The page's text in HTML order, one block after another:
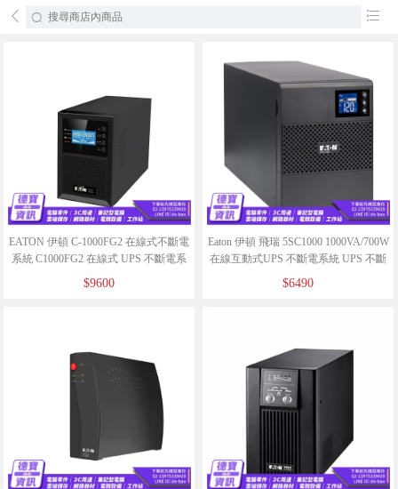
󰄕 󰂦
EATON 伊頓 C-1000FG2 在線式不斷電
系統 C1000FG2 在線式 UPS 不斷電系
統/072326
$9600
Eaton 伊頓 飛瑞 5SC1000 1000VA/700W
在線互動式UPS 不斷電系統 UPS 不斷
電 /081725
$6490